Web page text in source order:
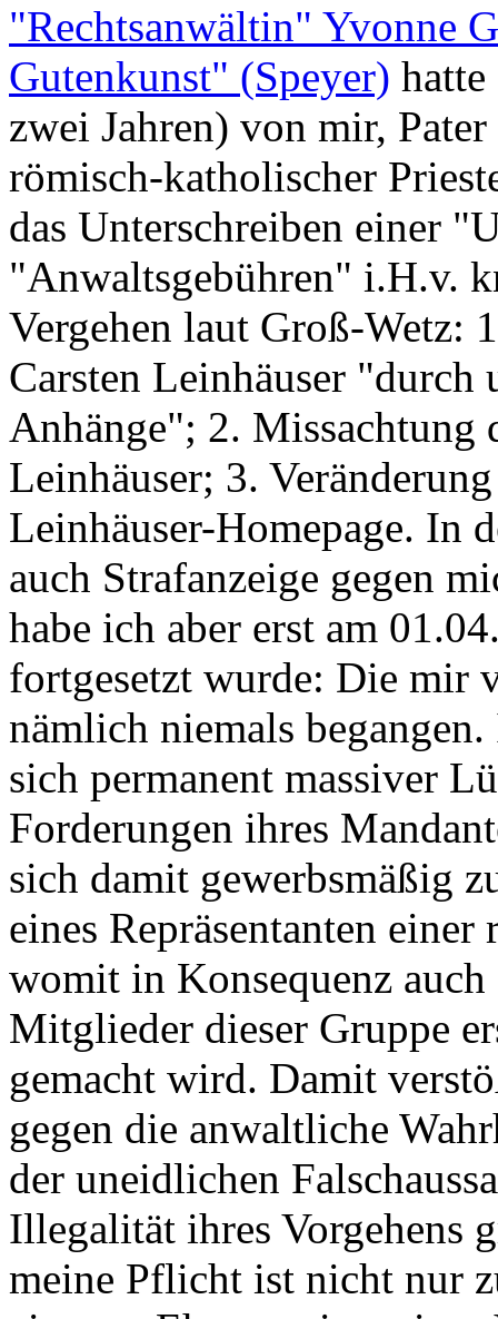
"Rechtsanwältin" Yvonne
Gutenkunst" (Speyer)
zwei Jahren) von mir,
römisch-katholischer
das Unterschreiben einer
"Anwaltsgebühren" i.H.v.
Vergehen laut Groß-Wetz:
Carsten Leinhäuser "durch
Anhänge"; 2. Missachtung
Leinhäuser; 3.
Leinhäuser-Homepage. In
auch Strafanzeige gegen
habe ich aber erst am
fortgesetzt wurde: Die mir
nämlich niemals
sich permanent massiver
Forderungen ihres
sich damit gewerbsmäßig
eines Repräsentanten
womit in Konsequenz
Mitglieder dieser Gruppe
gemacht wird. Damit
gegen die anwaltliche
der uneidlichen
Illegalität ihres Vorgehens
meine Pflicht ist nicht nur